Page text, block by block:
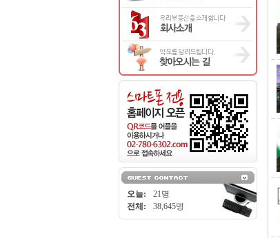
오늘:
21명
전체:
38,645명